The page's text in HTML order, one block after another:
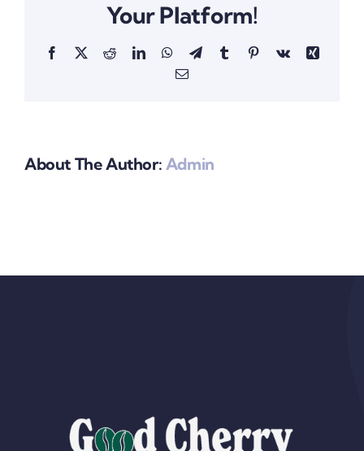
mercado
(y
sigue)
Your Platform!
Facebook
X RedditLinkedInWhatsApp
TelegramTumblrPinterestVk
Xing
Email
About The Author: Admin